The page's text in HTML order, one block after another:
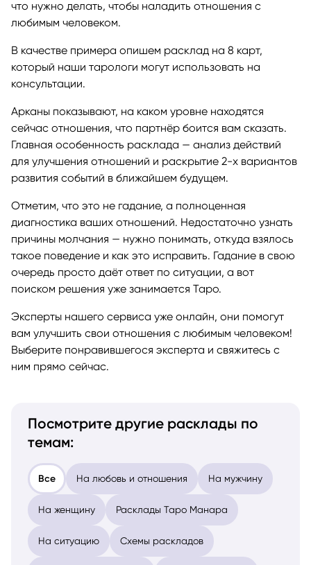
что нужно делать, чтобы наладить отношения с
любимым человеком.
В качестве примера опишем расклад на 8 карт,
который наши тарологи могут использовать на
консультации.
Арканы показывают, на каком уровне находятся
сейчас отношения, что партнёр боится вам сказать.
Главная особенность расклада — анализ действий
для улучшения отношений и раскрытие 2-х вариантов
развития событий в ближайшем будущем.
Отметим, что это не гадание, а полноценная
диагностика ваших отношений. Недостаточно узнать
причины молчания — нужно понимать, откуда взялось
такое поведение и как это исправить. Гадание в свою
очередь просто даёт ответ по ситуации, а вот
поиском решения уже занимается Таро.
Эксперты нашего сервиса уже онлайн, они помогут
вам улучшить свои отношения с любимым человеком!
Выберите понравившегося эксперта и свяжитесь с
ним прямо сейчас.
Посмотрите другие расклады по
темам:
Все На любовь и отношения На мужчину
На женщину Расклады Таро Манара
На ситуацию Схемы раскладов